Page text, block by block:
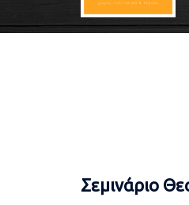
Σεμινάριο